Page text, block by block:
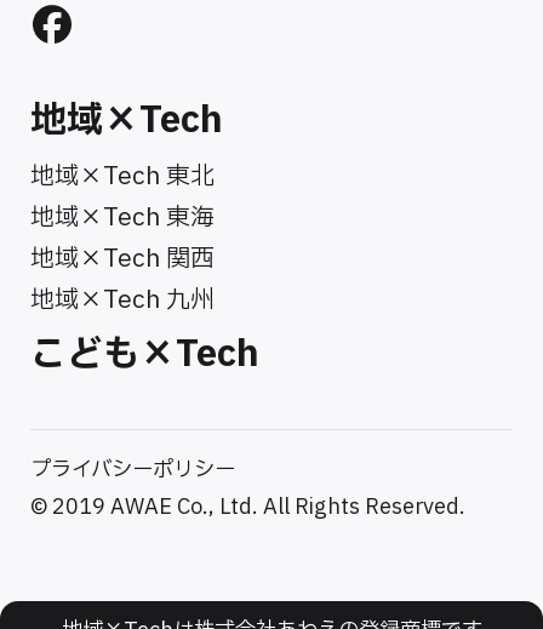
地域×Tech
地域×Tech 東北
地域×Tech 東海
地域×Tech 関西
地域×Tech 九州
こども×Tech
プライバシーポリシー
© 2019 AWAE Co., Ltd. All Rights Reserved.